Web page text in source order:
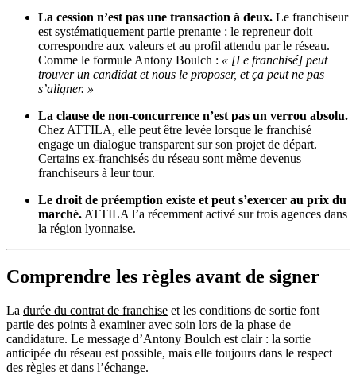
La cession n’est pas une transaction à deux. Le franchiseur
est systématiquement partie prenante : le repreneur doit
correspondre aux valeurs et au profil attendu par le réseau.
Comme le formule Antony Boulch : « [Le franchisé] peut
trouver un candidat et nous le proposer, et ça peut ne pas
s’aligner. »
La clause de non-concurrence n’est pas un verrou absolu.
Chez ATTILA, elle peut être levée lorsque le franchisé
engage un dialogue transparent sur son projet de départ.
Certains ex-franchisés du réseau sont même devenus
franchiseurs à leur tour.
Le droit de préemption existe et peut s’exercer au prix du
marché. ATTILA l’a récemment activé sur trois agences dans
la région lyonnaise.
Comprendre les règles avant de signer
La durée du contrat de franchise et les conditions de sortie font
partie des points à examiner avec soin lors de la phase de
candidature. Le message d’Antony Boulch est clair : la sortie
anticipée du réseau est possible, mais elle toujours dans le respect
des règles et dans l’échange.